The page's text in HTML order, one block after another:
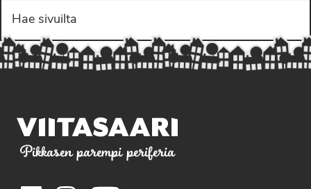
Pikkasen parempi periferia